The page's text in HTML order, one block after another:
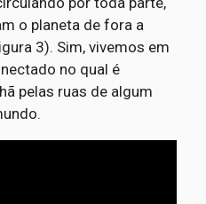
o planeta de fora a
3). Sim, vivemos em
no qual é
pelas ruas de algum